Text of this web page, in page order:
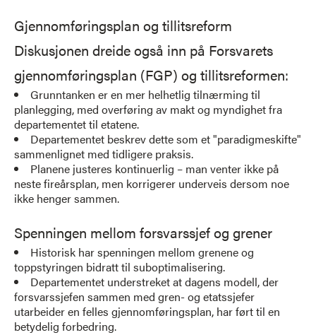
Gjennomføringsplan og tillitsreform
Diskusjonen dreide også inn på Forsvarets
gjennomføringsplan (FGP) og tillitsreformen:
Grunntanken er en mer helhetlig tilnærming til
planlegging, med overføring av makt og myndighet fra
departementet til etatene.
Departementet beskrev dette som et "paradigmeskifte"
sammenlignet med tidligere praksis.
Planene justeres kontinuerlig – man venter ikke på
neste fireårsplan, men korrigerer underveis dersom noe
ikke henger sammen.
Spenningen mellom forsvarssjef og grener
Historisk har spenningen mellom grenene og
toppstyringen bidratt til suboptimalisering.
Departementet understreket at dagens modell, der
forsvarssjefen sammen med gren- og etatssjefer
utarbeider en felles gjennomføringsplan, har ført til en
betydelig forbedring.